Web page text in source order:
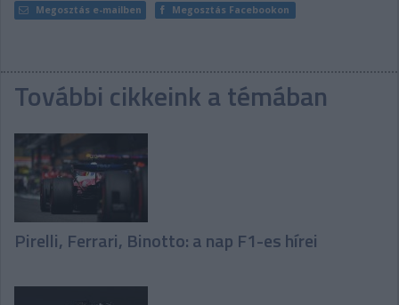
Megosztás e-mailben Megosztás Facebookon
További cikkeink a témában
Pirelli, Ferrari, Binotto: a nap F1-es hírei